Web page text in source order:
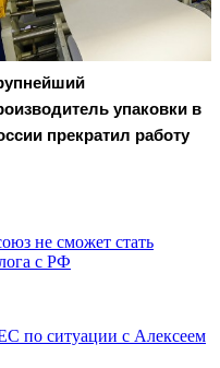
упаковки в
прекратил работу
не сможет стать
с РФ
по ситуации с Алексеем